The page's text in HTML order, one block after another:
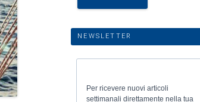
NEWSLETTER